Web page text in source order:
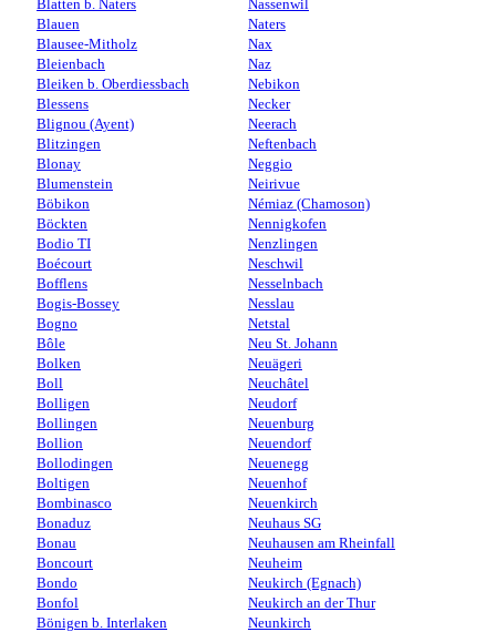
Blatten b. Naters
Blauen
Blausee-Mitholz
Bleienbach
Bleiken b. Oberdiessbach
Blessens
Blignou (Ayent)
Blitzingen
Blonay
Blumenstein
Böbikon
Böckten
Bodio TI
Boécourt
Bofflens
Bogis-Bossey
Bogno
Bôle
Bolken
Boll
Bolligen
Bollingen
Bollion
Bollodingen
Boltigen
Bombinasco
Bonaduz
Bonau
Boncourt
Bondo
Bonfol
Bönigen b. Interlaken
Nassenwil
Naters
Nax
Naz
Nebikon
Necker
Neerach
Neftenbach
Neggio
Neirivue
Némiaz (Chamoson)
Nennigkofen
Nenzlingen
Neschwil
Nesselnbach
Nesslau
Netstal
Neu St. Johann
Neuägeri
Neuchâtel
Neudorf
Neuenburg
Neuendorf
Neuenegg
Neuenhof
Neuenkirch
Neuhaus SG
Neuhausen am Rheinfall
Neuheim
Neukirch (Egnach)
Neukirch an der Thur
Neunkirch